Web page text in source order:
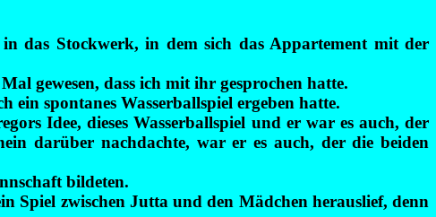
das Stockwerk, in dem sich das Appartement mit der
gewesen, dass ich mit ihr gesprochen hatte.
spontanes Wasserballspiel ergeben hatte.
Idee, dieses Wasserballspiel und er war es auch, der
darüber nachdachte, war er es auch, der die beiden
bildeten.
Spiel zwischen Jutta und den Mädchen herauslief, denn